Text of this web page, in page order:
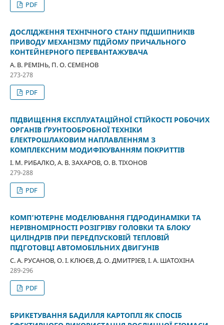
PDF
ДОСЛІДЖЕННЯ ТЕХНІЧНОГО СТАНУ ПІДШИПНИКІВ
ПРИВОДУ МЕХАНІЗМУ ПІДЙОМУ ПРИЧАЛЬНОГО
КОНТЕЙНЕРНОГО ПЕРЕВАНТАЖУВАЧА
А. В. РЕМІНЬ, П. О. СЕМЕНОВ
273-278
PDF
ПІДВИЩЕННЯ ЕКСПЛУАТАЦІЙНОЇ СТІЙКОСТІ РОБОЧИХ
ОРГАНІВ ҐРУНТООБРОБНОЇ ТЕХНІКИ
ЕЛЕКТРОШЛАКОВИМ НАПЛАВЛЕННЯМ З
КОМПЛЕКСНИМ МОДИФІКУВАННЯМ ПОКРИТТІВ
І. М. РИБАЛКО, А. В. ЗАХАРОВ, О. В. ТІХОНОВ
279-288
PDF
КОМП’ЮТЕРНЕ МОДЕЛЮВАННЯ ГІДРОДИНАМІКИ ТА
НЕРІВНОМІРНОСТІ РОЗІГРІВУ ГОЛОВКИ ТА БЛОКУ
ЦИЛІНДРІВ ПРИ ПЕРЕДПУСКОВІЙ ТЕПЛОВІЙ
ПІДГОТОВЦІ АВТОМОБІЛЬНИХ ДВИГУНІВ
С. А. РУСАНОВ, О. І. КЛЮЄВ, Д. О. ДМИТРІЄВ, І. А. ШАТОХІНА
289-296
PDF
БРИКЕТУВАННЯ БАДИЛЛЯ КАРТОПЛІ ЯК СПОСІБ